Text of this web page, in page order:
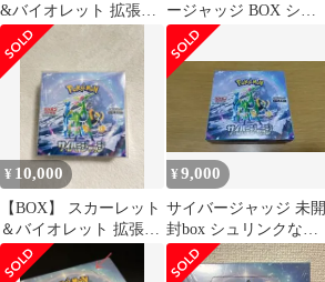
&バイオレット 拡張パ
ック サイバージャッ
ジ シュリンク有
ージャッジ BOX シュ
リンク付き 未開封
¥ 10,000
【BOX】 スカーレット
＆バイオレット 拡張パ
ック サイバージャッジ
¥9,000
サイバージャッジ 未開
封box シュリンクなし
ペリペリ付き